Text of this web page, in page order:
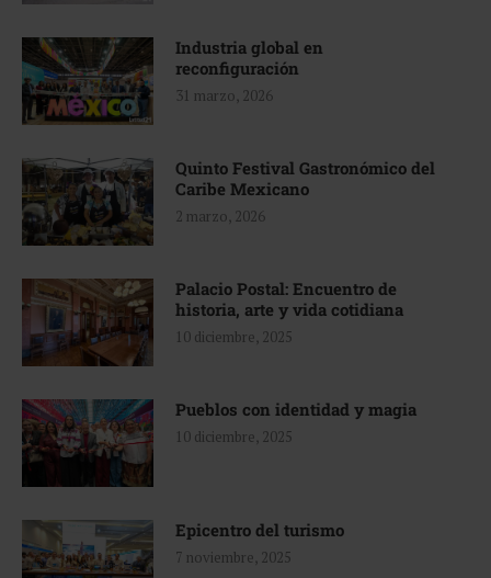
Industria global en
reconfiguración
31 marzo, 2026
Quinto Festival Gastronómico del
Caribe Mexicano
2 marzo, 2026
Palacio Postal: Encuentro de
historia, arte y vida cotidiana
10 diciembre, 2025
Pueblos con identidad y magia
10 diciembre, 2025
Epicentro del turismo
7 noviembre, 2025